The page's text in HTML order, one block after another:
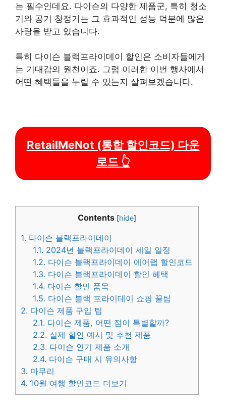
는 필수인데요. 다이슨의 다양한 제품군, 특히 청소
기와 공기 청정기는 그 효과적인 성능 덕분에 많은
사랑을 받고 있습니다.
특히 다이슨 블랙프라이데이 할인은 소비자들에게
는 기대감의 원천이죠. 그럼 이러한 이번 행사에서
어떤 혜택들을 누릴 수 있는지 살펴보겠습니다.
RetailMeNot (통합 할인코드) 다운
로드 👆
Contents [hide]
1. 다이슨 블랙프라이데이
1.1. 2024년 블랙프라이데이 세일 일정
1.2. 다이슨 블랙프라이데이 에어랩 할인코드
1.3. 다이슨 블랙프라이데이 할인 혜택
1.4. 다이슨 할인 품목
1.5. 다이슨 블랙 프라이데이 쇼핑 꿀팁
2. 다이슨 제품 구입 팁
2.1. 다이슨 제품, 어떤 점이 특별할까?
2.2. 실제 할인 예시 및 추천 제품
2.3. 다이슨 인기 제품 소개
2.4. 다이슨 구매 시 유의사항
3. 마무리
4. 10월 여행 할인코드 더보기